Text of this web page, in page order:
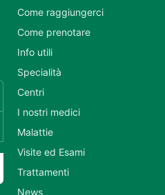
Come raggiungerci
Come prenotare
Info utili
Specialità
Centri
I nostri medici
Malattie
Visite ed Esami
Trattamenti
News